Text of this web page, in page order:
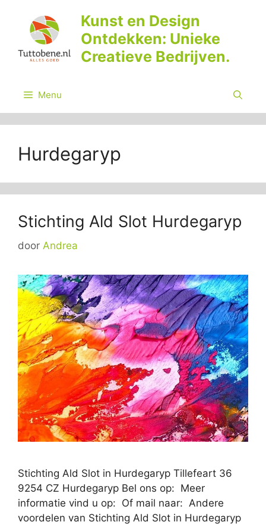
inhoud
Kunst en Design
Ontdekken: Unieke
Creatieve Bedrijven.
Menu
Hurdegaryp
Stichting Ald Slot Hurdegaryp
door Andrea
Stichting Ald Slot in Hurdegaryp Tillefeart 36
9254 CZ Hurdegaryp Bel ons op: Meer
informatie vind u op: Of mail naar: Andere
voordelen van Stichting Ald Slot in Hurdegaryp